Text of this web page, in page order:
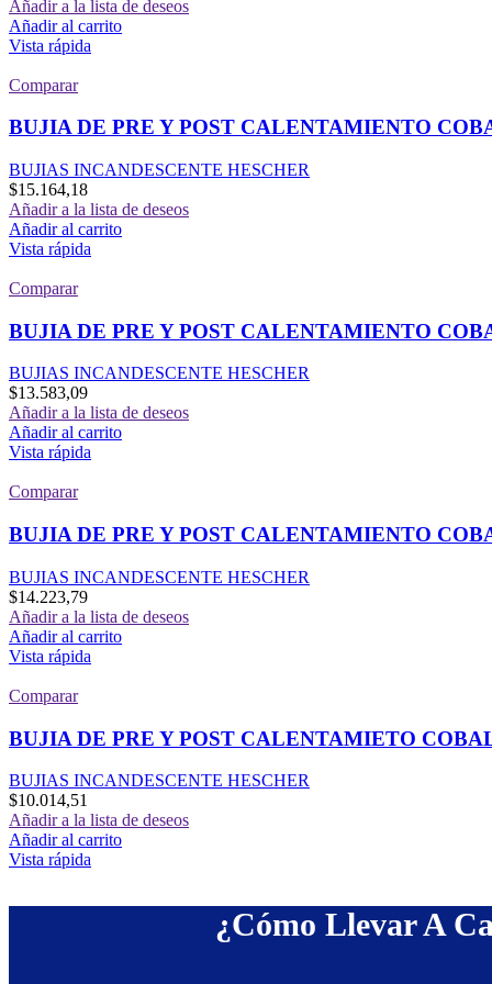
Añadir a la lista de deseos
Añadir al carrito
Vista rápida
Comparar
BUJIA DE PRE Y POST CALENTAMIENTO
BUJIAS INCANDESCENTE HESCHER
$15.164,18
Añadir a la lista de deseos
Añadir al carrito
Vista rápida
Comparar
BUJIA DE PRE Y POST CALENTAMIENTO
BUJIAS INCANDESCENTE HESCHER
$13.583,09
Añadir a la lista de deseos
Añadir al carrito
Vista rápida
Comparar
BUJIA DE PRE Y POST CALENTAMIENTO
BUJIAS INCANDESCENTE HESCHER
$14.223,79
Añadir a la lista de deseos
Añadir al carrito
Vista rápida
Comparar
BUJIA DE PRE Y POST CALENTAMIETO
BUJIAS INCANDESCENTE HESCHER
$10.014,51
Añadir a la lista de deseos
Añadir al carrito
Vista rápida
¿Cómo Llevar A